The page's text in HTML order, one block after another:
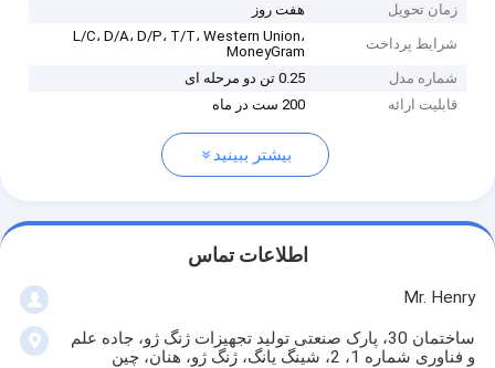
زمان تحویل
هفت روز
شرایط پرداخت
L/C، D/A، D/P، T/T، Western Union،
MoneyGram
شماره مدل
0.25 تن دو مرحله ای
قابلیت ارائه
200 ست در ماه
بیشتر ببینید
اطلاعات تماس
Mr. Henry
ساختمان 30، پارک صنعتی تولید تجهیزات ژنگ ژو، جاده علم
و فناوری شماره 1، 2، شینگ یانگ، ژنگ ژو، هنان، چین